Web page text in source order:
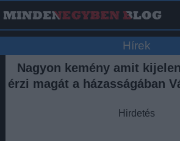
Hírek
Nagyon kemény amit
érzi magát a házasságában
Hirdetés